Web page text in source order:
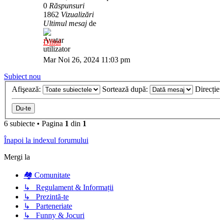
0 Răspunsuri
1862 Vizualizări
Ultimul mesaj de
Diliul
Mar Noi 26, 2024 11:03 pm
Subiect nou
Afişează:
Sortează după:
6 subiecte • Pagina 1 din 1
Înapoi la indexul forumului
Mergi la
🏘️ Comunitate
↳ Regulament & Informații
↳ Prezintă-te
↳ Parteneriate
↳ Funny & Jocuri